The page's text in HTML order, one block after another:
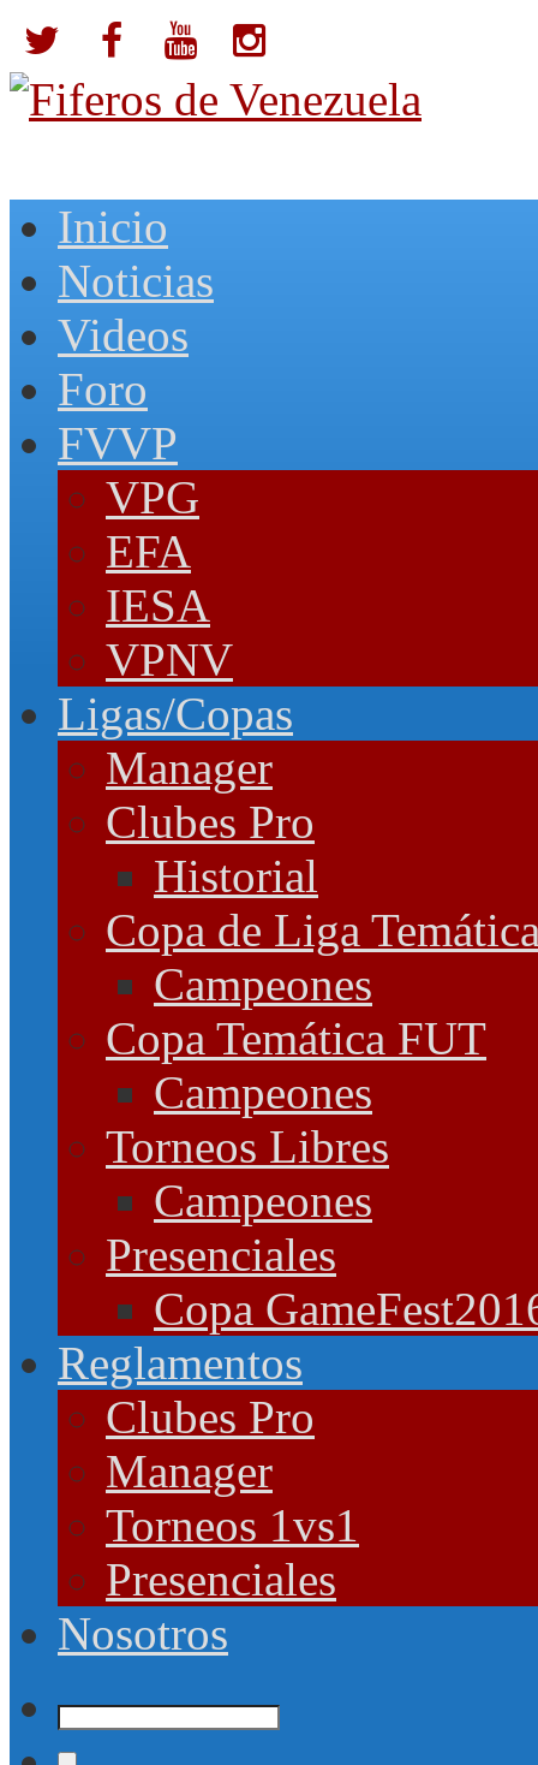
Inicio
Noticias
Videos
Foro
FVVP
VPG
EFA
IESA
VPNV
Ligas/Copas
Manager
Clubes Pro
Historial
Copa de Liga
Campeones
Copa Temática FUT
Campeones
Torneos Libres
Campeones
Presenciales
Copa
Reglamentos
Clubes Pro
Manager
Torneos 1vs1
Presenciales
Nosotros